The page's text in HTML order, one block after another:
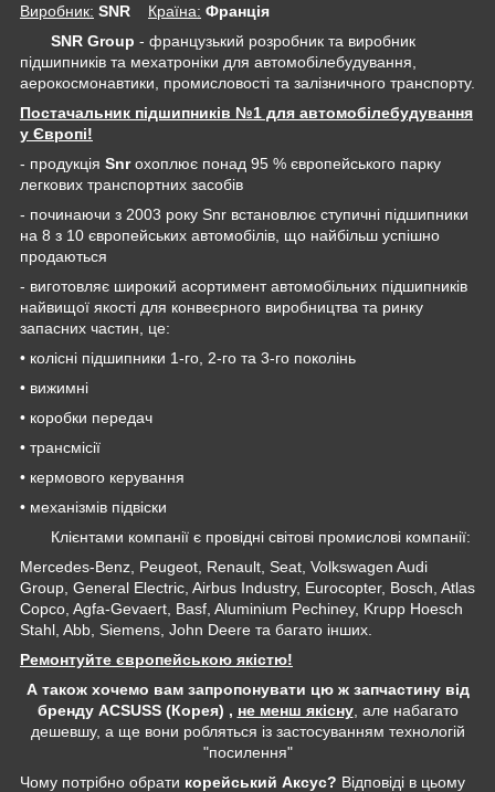
Виробник: SNR Крaїна: Франція
SNR Group - французький розробник та виробник
підшипників та мехатроніки для автомобілебудування,
аерокосмонавтики, промисловості та залізничного транспорту.
Постачальник підшипників №1 для автомобілебудування
у Європі!
- продукція Snrохоплює понад 95 % європейського парку
легкових транспортних засобів
- починаючи з 2003 року Snr встановлює ступичні підшипники
на 8 з 10 європейських автомобілів, що найбільш успішно
продаються
- виготовляє широкий асортимент автомобільних підшипників
найвищої якості для конвеєрного виробництва та ринку
запасних частин, це:
• колісні підшипники 1-го, 2-го та 3-го поколінь
• вижимні
• коробки передач
• трансмісії
• кермового керування
• механізмів підвіски
Клієнтами компанії є провідні світові промислові компанії:
Mercedes-Benz, Peugeot, Renault, Seat, Volkswagen Audi
Group, General Electric, Airbus Industry, Eurocopter, Bosch, Atlas
Copco, Agfa-Gevaert, Basf, Aluminium Pechiney, Krupp Hoesch
Stahl, Abb, Siemens, John Deere та багато інших.
Ремонтуйте європейською якістю!
А також хочемо вам запропонувати цю ж запчастину від
бренду ACSUSS (Корея) , не менш якісну, але набагато
дешевшу, а ще вони робляться із застосуванням технологій
"посилення"
Чому потрібно обрати корейський Аксус? Відповіді в цьому